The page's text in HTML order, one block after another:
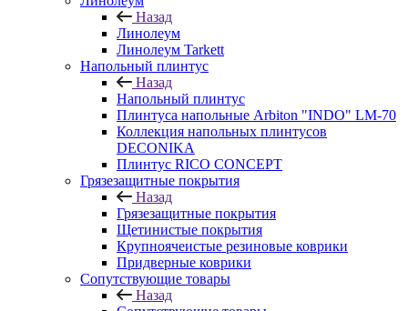
Назад
Линолеум
Линолеум Tarkett
Напольный плинтус
Назад
Напольный плинтус
Плинтуса напольные Arbiton "INDO" LM-70
Коллекция напольных плинтусов
DECONIKA
Плинтус RICO CONCEPT
Грязезащитные покрытия
Назад
Грязезащитные покрытия
Щетинистые покрытия
Крупноячеистые резиновые коврики
Придверные коврики
Сопутствующие товары
Назад